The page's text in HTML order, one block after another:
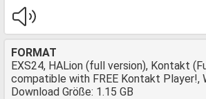
FORMAT
EXS24, HALion (full version), Kontakt
compatible with FREE Kontakt Player!,
Download Größe: 1.15 GB